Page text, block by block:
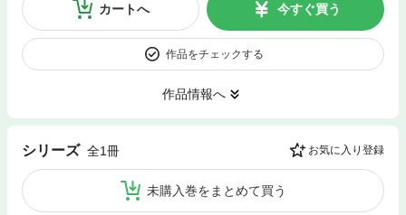
カートへ 今すぐ買う
作品をチェックする
作品情報へ
シリーズ 全1冊 お気に入り登録
未購入巻をまとめて買う